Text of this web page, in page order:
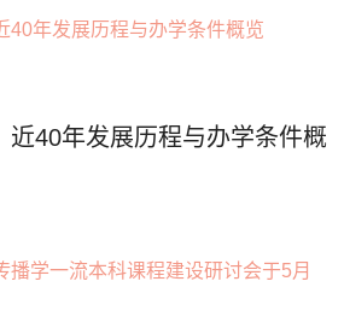
近40年发展历程与办学条件概